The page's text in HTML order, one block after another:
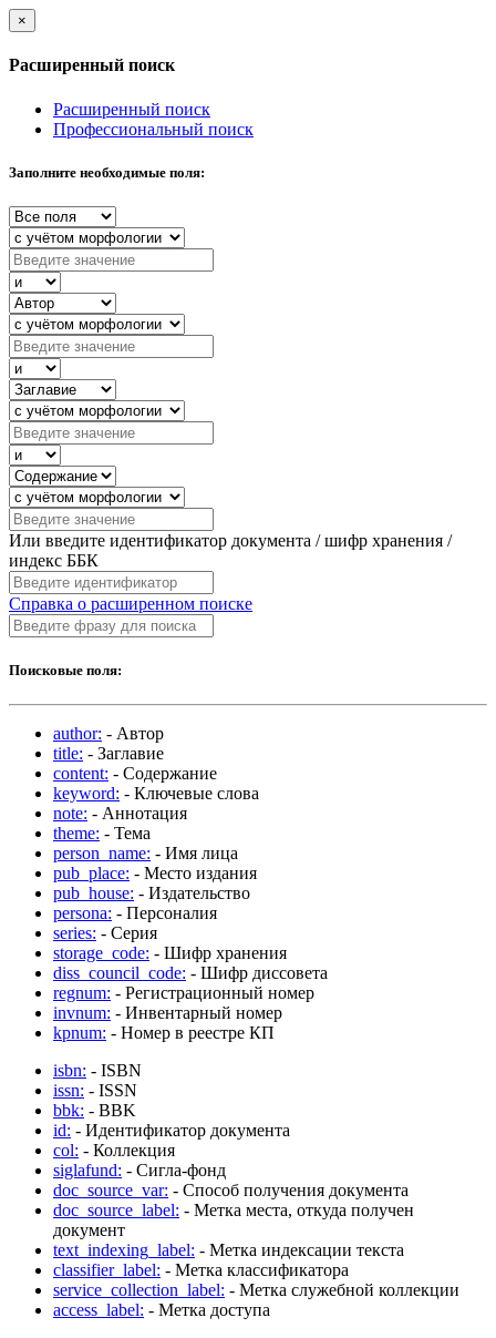
×
Расширенный поиск
Расширенный поиск
Профессиональный поиск
Заполните необходимые поля:
Или введите идентификатор документа / шифр хранения /
индекс ББК
Справка о расширенном поиске
Поисковые поля:
author: - Автор
title: - Заглавие
content: - Содержание
keyword: - Ключевые слова
note: - Аннотация
theme: - Тема
person_name: - Имя лица
pub_place: - Место издания
pub_house: - Издательство
persona: - Персоналия
series: - Серия
storage_code: - Шифр хранения
diss_council_code: - Шифр диссовета
regnum: - Регистрационный номер
invnum: - Инвентарный номер
kpnum: - Номер в реестре КП
isbn: - ISBN
issn: - ISSN
bbk: - BBK
id: - Идентификатор документа
col: - Коллекция
siglafund: - Сигла-фонд
doc_source_var: - Способ получения документа
doc_source_label: - Метка места, откуда получен
документ
text_indexing_label: - Метка индексации текста
classifier_label: - Метка классификатора
service_collection_label: - Метка служебной коллекции
access_label: - Метка доступа